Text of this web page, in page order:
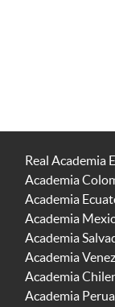
Real Academia
Academia
Academia
Academia
Academia
Academia
Academia
Academia